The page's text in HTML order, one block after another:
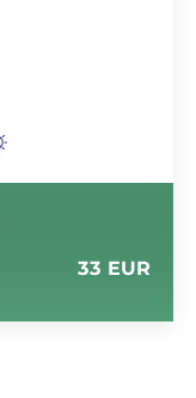
33 EUR